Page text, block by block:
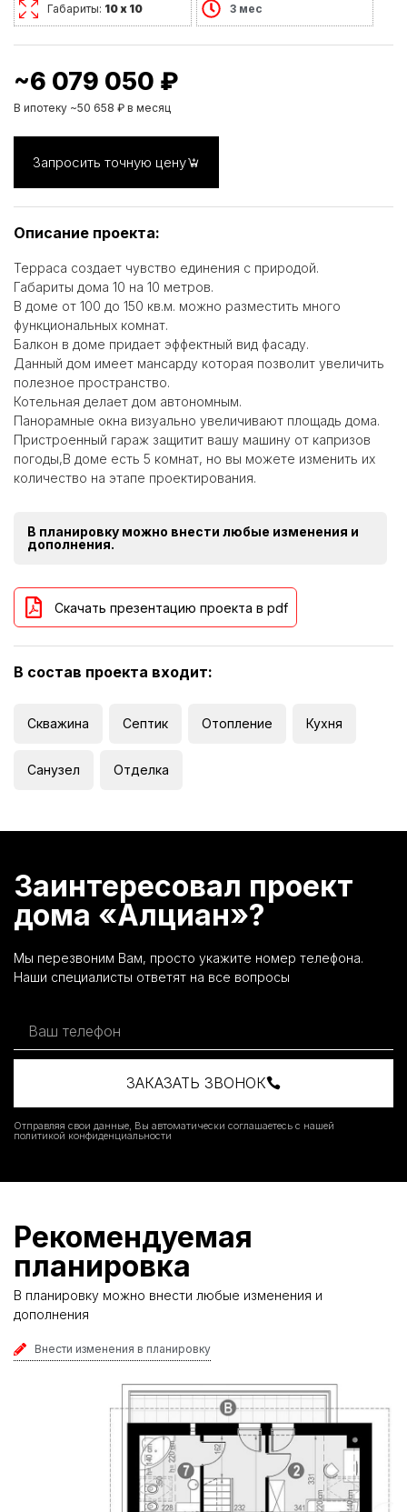
Габариты: 10 х 10 3 мес
~6 079 050 ₽
В ипотеку ~50 658 ₽ в месяц
Запросить точную цену
Описание проекта:
Терраса создает чувство единения с природой.
Габариты дома 10 на 10 метров.
В доме от 100 до 150 кв.м. можно разместить много
функциональных комнат.
Балкон в доме придает эффектный вид фасаду.
Данный дом имеет мансарду которая позволит увеличить
полезное пространство.
Котельная делает дом автономным.
Панорамные окна визуально увеличивают площадь дома.
Пристроенный гараж защитит вашу машину от капризов
погоды,В доме есть 5 комнат, но вы можете изменить их
количество на этапе проектирования.
В планировку можно внести любые изменения и
дополнения.
Скачать презентацию проекта в pdf
В состав проекта входит:
Скважина Септик Отопление Кухня
Санузел Отделка
Заинтересовал проект
дома «Алциан»?
Мы перезвоним Вам, просто укажите номер телефона.
Наши специалисты ответят на все вопросы
ЗАКАЗАТЬ ЗВОНОК
Отправляя свои данные, Вы автоматически соглашаетесь с нашей
политикой конфиденциальности
Рекомендуемая
планировка
В планировку можно внести любые изменения и
дополнения
Внести изменения в планировку